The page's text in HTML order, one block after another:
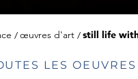
œuvres d'art
LES